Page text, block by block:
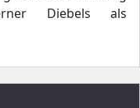
Diebels als